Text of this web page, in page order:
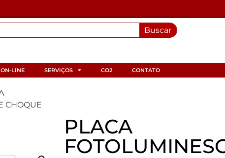
Buscar
LINE SERVIÇOS CO2 CONTATO
CHOQUE
PLACA